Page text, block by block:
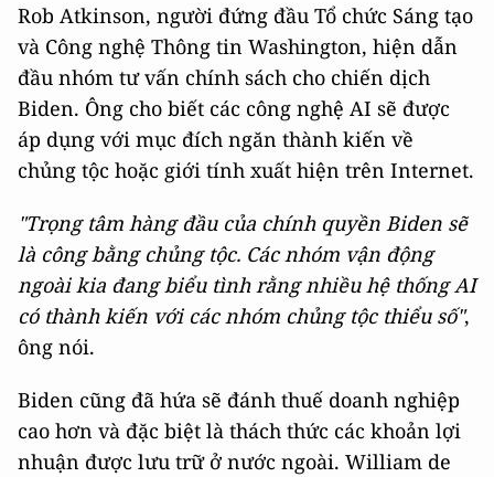
Rob Atkinson, người đứng đầu Tổ chức Sáng tạo
và Công nghệ Thông tin Washington, hiện dẫn
đầu nhóm tư vấn chính sách cho chiến dịch
Biden. Ông cho biết các công nghệ AI sẽ được
áp dụng với mục đích ngăn thành kiến về
chủng tộc hoặc giới tính xuất hiện trên Internet.
"Trọng tâm hàng đầu của chính quyền Biden sẽ
là công bằng chủng tộc. Các nhóm vận động
ngoài kia đang biểu tình rằng nhiều hệ thống AI
có thành kiến với các nhóm chủng tộc thiểu số",
ông nói.
Biden cũng đã hứa sẽ đánh thuế doanh nghiệp
cao hơn và đặc biệt là thách thức các khoản lợi
nhuận được lưu trữ ở nước ngoài. William de